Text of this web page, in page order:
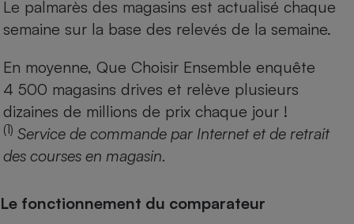
Le palmarès des magasins est actualisé chaque
semaine sur la base des relevés de la semaine.
En moyenne, Que Choisir Ensemble enquête
4 500 magasins drives et relève plusieurs
dizaines de millions de prix chaque jour !
(1) Service de commande par Internet et de retrait
des courses en magasin.
Le fonctionnement du comparateur